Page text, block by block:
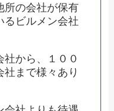
所の会社が保有
るビルメン会社
から、１００
社まで様々あり